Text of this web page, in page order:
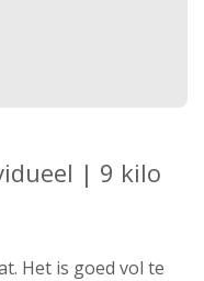
| 9 kilo
Het is goed vol te